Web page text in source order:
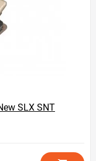
SLX SNT